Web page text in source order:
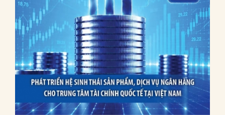
Việt
Nam
trên, bài viết đưa ra các
bài học và hàm ý chính
sách cho Việt Nam.